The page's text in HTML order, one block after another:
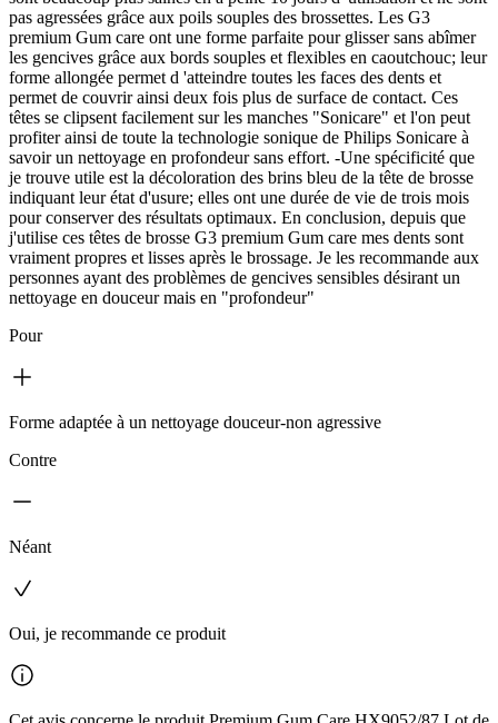
pas agressées grâce aux poils souples des brossettes. Les G3
premium Gum care ont une forme parfaite pour glisser sans abîmer
les gencives grâce aux bords souples et flexibles en caoutchouc; leur
forme allongée permet d 'atteindre toutes les faces des dents et
permet de couvrir ainsi deux fois plus de surface de contact. Ces
têtes se clipsent facilement sur les manches "Sonicare" et l'on peut
profiter ainsi de toute la technologie sonique de Philips Sonicare à
savoir un nettoyage en profondeur sans effort. -Une spécificité que
je trouve utile est la décoloration des brins bleu de la tête de brosse
indiquant leur état d'usure; elles ont une durée de vie de trois mois
pour conserver des résultats optimaux. En conclusion, depuis que
j'utilise ces têtes de brosse G3 premium Gum care mes dents sont
vraiment propres et lisses après le brossage. Je les recommande aux
personnes ayant des problèmes de gencives sensibles désirant un
nettoyage en douceur mais en "profondeur"
Pour
Forme adaptée à un nettoyage douceur-non agressive
Contre
Néant
Oui, je recommande ce produit